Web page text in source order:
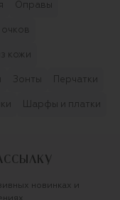
Оправы
кожи
Зонты Перчатки
Шарфы и платки
новинках и